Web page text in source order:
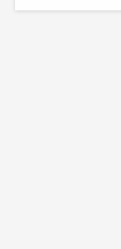
ПУБЛИЦИСТИКА